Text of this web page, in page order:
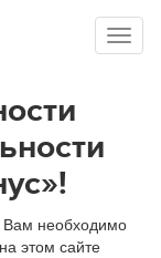
Вам необходимо
этом сайте